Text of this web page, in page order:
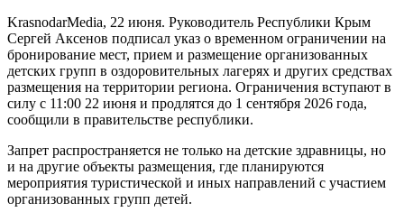
KrasnodarMedia, 22 июня. Руководитель Республики Крым
Сергей Аксенов подписал указ о временном ограничении на
бронирование мест, прием и размещение организованных
детских групп в оздоровительных лагерях и других средствах
размещения на территории региона. Ограничения вступают в
силу с 11:00 22 июня и продлятся до 1 сентября 2026 года,
сообщили в правительстве республики.
Запрет распространяется не только на детские здравницы, но
и на другие объекты размещения, где планируются
мероприятия туристической и иных направлений с участием
организованных групп детей.